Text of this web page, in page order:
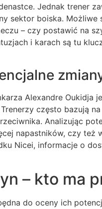
Jednak trener
sektor boiska. Możliwe
– czy postawić na
i karach są tu
Alexandre Oukidja
często bazują
Analizując
napastników, czy też
Nicei, informacje o
– kto ma
do oceny ich